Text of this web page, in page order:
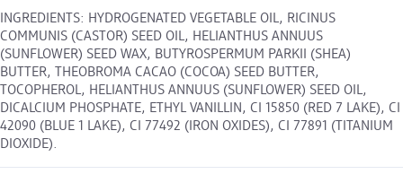
INGREDIENTS: HYDROGENATED VEGETABLE OIL, RICINUS
COMMUNIS (CASTOR) SEED OIL, HELIANTHUS ANNUUS
(SUNFLOWER) SEED WAX, BUTYROSPERMUM PARKII (SHEA)
BUTTER, THEOBROMA CACAO (COCOA) SEED BUTTER,
TOCOPHEROL, HELIANTHUS ANNUUS (SUNFLOWER) SEED OIL,
DICALCIUM PHOSPHATE, ETHYL VANILLIN, CI 15850 (RED 7 LAKE), CI
42090 (BLUE 1 LAKE), CI 77492 (IRON OXIDES), CI 77891 (TITANIUM
DIOXIDE).